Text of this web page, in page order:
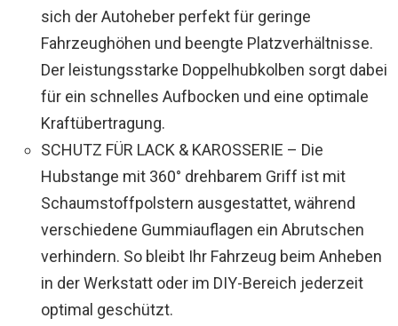
sich der Autoheber perfekt für geringe
Fahrzeughöhen und beengte Platzverhältnisse.
Der leistungsstarke Doppelhubkolben sorgt dabei
für ein schnelles Aufbocken und eine optimale
Kraftübertragung.
SCHUTZ FÜR LACK & KAROSSERIE – Die
Hubstange mit 360° drehbarem Griff ist mit
Schaumstoffpolstern ausgestattet, während
verschiedene Gummiauflagen ein Abrutschen
verhindern. So bleibt Ihr Fahrzeug beim Anheben
in der Werkstatt oder im DIY-Bereich jederzeit
optimal geschützt.